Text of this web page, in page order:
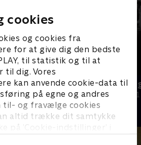
cookies
og cookies fra
for at give dig den bedste
til statistik og til at
til dig. Vores
kan anvende cookie-data til
på egne og andres
til- og fravælge cookies
altid trække dit samtykke
på ’Cookie-indstillinger’ i
Ingemann
Dokumentar •